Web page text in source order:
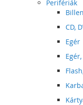
Perifériák
CD,
Egér